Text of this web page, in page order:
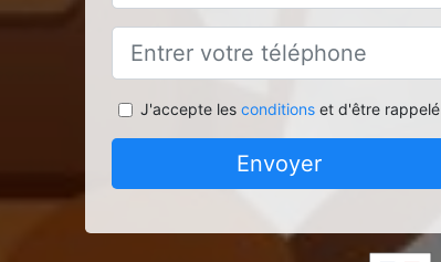
J'accepte les conditionset d'être rappelé
Envoyer